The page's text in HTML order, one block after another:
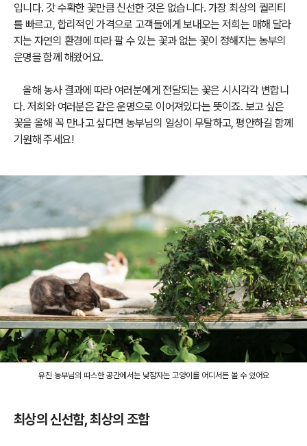
입니다. 갓 수확한 꽃만큼 신선한 것은 없습니다.가장 최상의 퀄리티
를 빠르고, 합리적인 가격으로 고객들에게 보내오는 저희는 매해 달라
지는 자연의 환경에 따라 팔 수 있는 꽃과 없는 꽃이 정해지는 농부의
운명을 함께 해왔어요.
올해 농사 결과에 따라 여러분에게 전달되는 꽃은 시시각각 변합니
다. 저희와 여러분은 같은 운명으로 이어져있다는 뜻이죠. 보고 싶은
꽃을 올해 꼭 만나고 싶다면 농부님의 일상이 무탈하고, 평안하길 함께
기원해 주세요!
유진 농부님의 따스한 공간에서는 낮잠자는 고양이를 어디서든 볼 수 있어요
최상의 신선함, 최상의 조합